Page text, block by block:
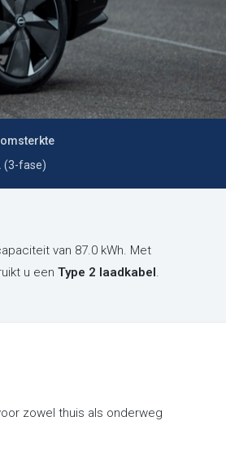
(3-fase)
van 87.0 kWh. Met
u een Type 2 laadkabel.
zowel thuis als onderweg